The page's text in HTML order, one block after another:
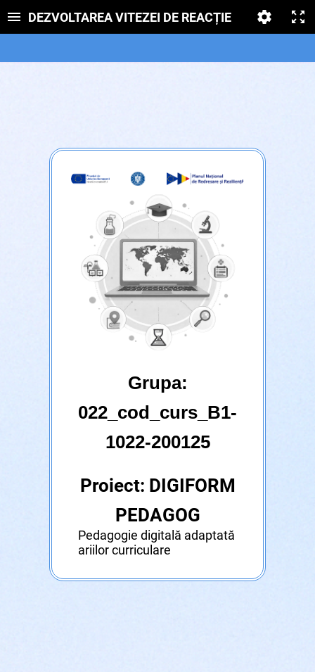
DEZVOLTAREA VITEZEI DE REACȚIE
Grupa:
022_cod_curs_B1-
1022-200125
Proiect: DIGIFORM
PEDAGOG
Pedagogie digitală adaptată
ariilor curriculare